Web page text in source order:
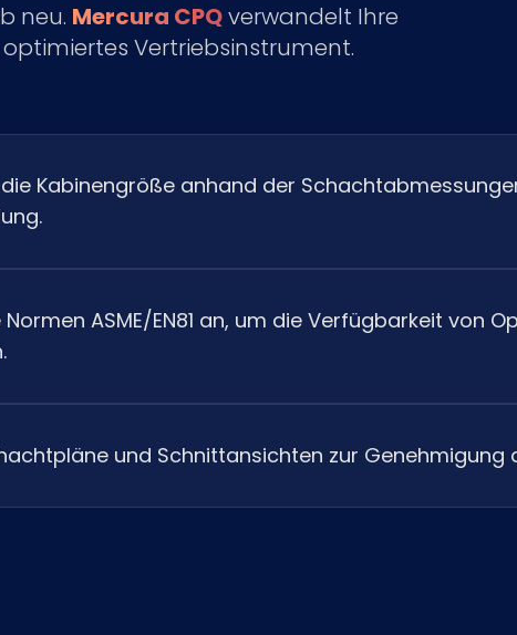
neu. Mercura CPQverwandelt Ihre
Vertriebsinstrument.
Kabinengröße anhand der
ASME/EN81 an, um die Verfügbarkeit von
und Schnittansichten zur Genehmigung